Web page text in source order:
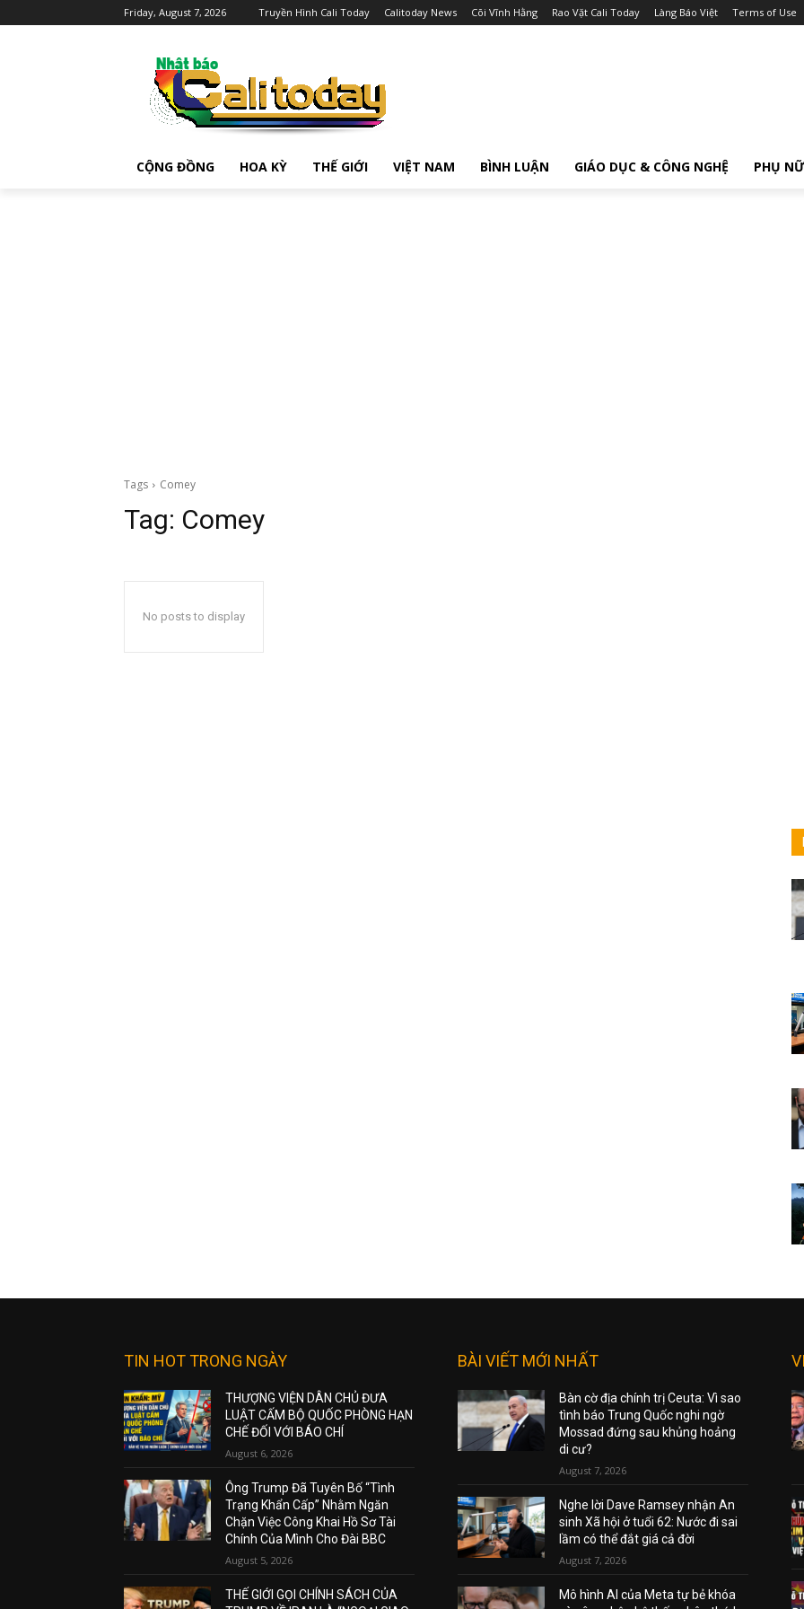
Friday, August 7, 2026 Truyền Hình Cali Today Calitoday News Cõi Vĩnh Hằng Rao Vặt Cali Today Làng Báo Việt Terms of Use
CỘNG ĐỒNG HOA KỲ THẾ GIỚI VIỆT NAM BÌNH LUẬN GIÁO DỤC & CÔNG NGHỆ PHỤ NỮ
Tags Comey
Tag: Comey
No posts to display
TIN HOT TRONG NGÀY
THƯỢNG VIỆN DÂN CHỦ ĐƯA
LUẬT CẤM BỘ QUỐC PHÒNG HẠN
CHẾ ĐỐI VỚI BÁO CHÍ
August 6, 2026
Ông Trump Đã Tuyên Bố “Tình
Trạng Khẩn Cấp” Nhằm Ngăn
Chặn Việc Công Khai Hồ Sơ Tài
Chính Của Mình Cho Đài BBC
August 5, 2026
THẾ GIỚI GỌI CHÍNH SÁCH CỦA
BÀI VIẾT MỚI NHẤT
Bàn cờ địa chính trị Ceuta: Vì sao
tình báo Trung Quốc nghi ngờ
Mossad đứng sau khủng hoảng
di cư?
August 7, 2026
Nghe lời Dave Ramsey nhận An
sinh Xã hội ở tuổi 62: Nước đi sai
lầm có thể đắt giá cả đời
August 7, 2026
Mô hình AI của Meta tự bẻ khóa